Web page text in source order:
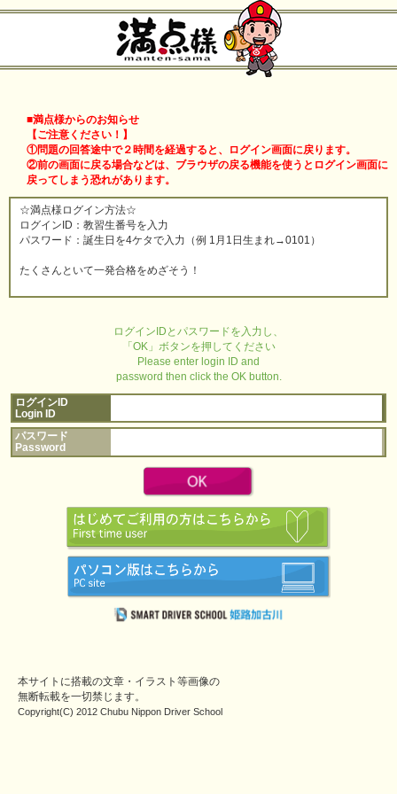
■満点様からのお知らせ
【ご注意ください！】
①問題の回答途中で２時間を経過すると、ログイン画面に戻ります。
②前の画面に戻る場合などは、ブラウザの戻る機能を使うとログイン画面に
戻ってしまう恐れがあります。
☆満点様ログイン方法☆
ログインID：教習生番号を入力
パスワード：誕生日を4ケタで入力（例 1月1日生まれ→0101）
たくさんといて一発合格をめざそう！
ログインIDとパスワードを入力し、
「OK」ボタンを押してください
Please enter login ID and
password then click the OK button.
ログインID
Login ID
パスワード
Password
本サイトに搭載の文章・イラスト等画像の
無断転載を一切禁じます。
Copyright(C) 2012 Chubu Nippon Driver School